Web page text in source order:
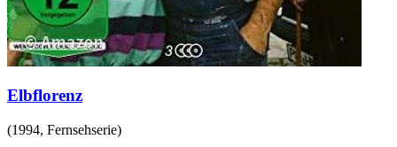
Elbflorenz
(1994, Fernsehserie)